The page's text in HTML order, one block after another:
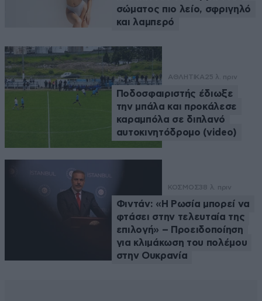
σώματος πιο λείο, σφριγηλό
και λαμπερό
ΑΘΛΗΤΙΚΑ25 λ. πριν
Ποδοσφαιριστής έδιωξε
την μπάλα και προκάλεσε
καραμπόλα σε διπλανό
αυτοκινητόδρομο (video)
ΚΟΣΜΟΣ38 λ. πριν
Φιντάν: «Η Ρωσία μπορεί να
φτάσει στην τελευταία της
επιλογή» – Προειδοποίηση
για κλιμάκωση του πολέμου
στην Ουκρανία